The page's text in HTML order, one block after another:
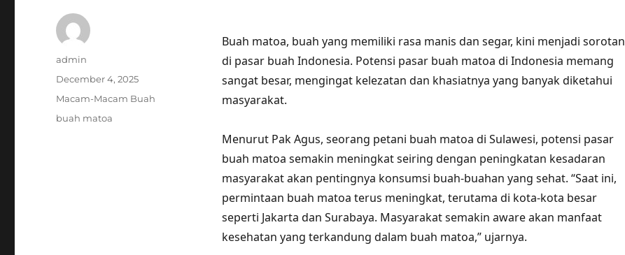
Buah matoa, buah yang memiliki rasa manis dan segar, kini menjadi sorotan
di pasar buah Indonesia. Potensi pasar buah matoa di Indonesia memang
sangat besar, mengingat kelezatan dan khasiatnya yang banyak diketahui
masyarakat.
Menurut Pak Agus, seorang petani buah matoa di Sulawesi, potensi pasar
buah matoa semakin meningkat seiring dengan peningkatan kesadaran
masyarakat akan pentingnya konsumsi buah-buahan yang sehat. “Saat ini,
permintaan buah matoa terus meningkat, terutama di kota-kota besar
seperti Jakarta dan Surabaya. Masyarakat semakin aware akan manfaat
kesehatan yang terkandung dalam buah matoa,” ujarnya.
Author
admin
Posted
December 4, 2025
Categories
Macam-Macam Buah
Tags
buah matoa